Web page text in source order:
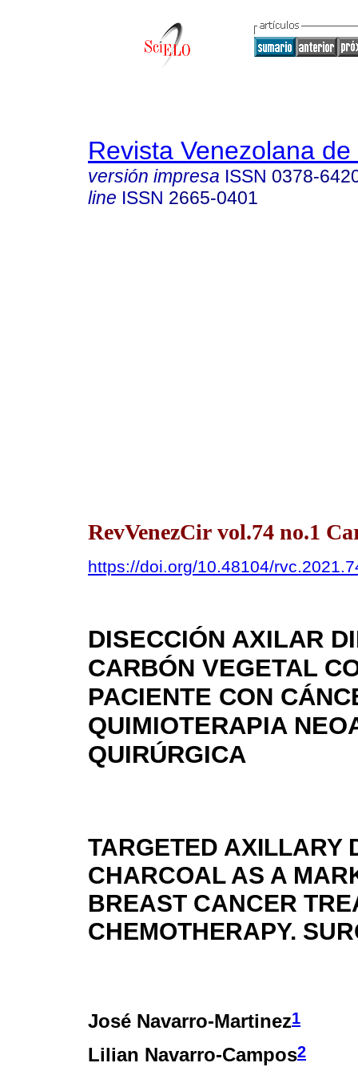
Revista Venezolana
versión impresa ISSN 0378-
line ISSN 2665-0401
RevVenezCir vol.74 no.1
https://doi.org/10.48104/
DISECCIÓN AXILAR
CARBÓN VEGETAL
PACIENTE CON
QUIMIOTERAPIA
QUIRÚRGICA
TARGETED AXILLARY
CHARCOAL AS A
BREAST CANCER
CHEMOTHERAPY.
José Navarro-Martinez1
Lilian Navarro-Campos2